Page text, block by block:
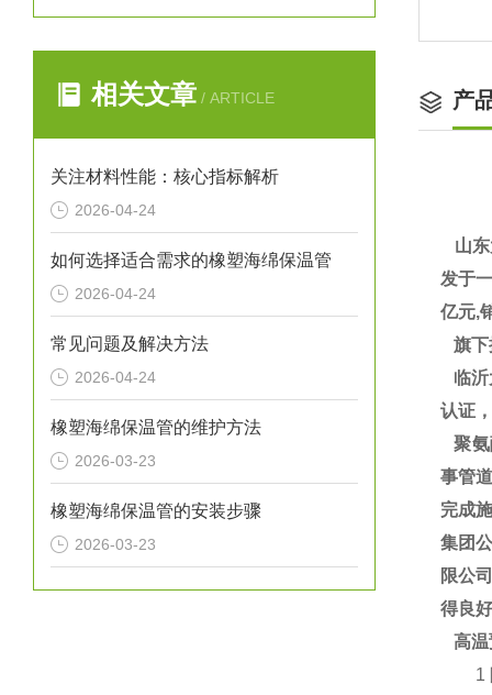
相关文章 / ARTICLE
关注材料性能：核心指标解析
2026-04-24
如何选择适合需求的橡塑海绵保温管
2026-04-24
常见问题及解决方法
2026-04-24
橡塑海绵保温管的维护方法
2026-03-23
橡塑海绵保温管的安装步骤
2026-03-23
产
山东
发于
亿元,
旗下
临沂
认证
聚氨
事管
完成
集团
限公
得良
高
1 降